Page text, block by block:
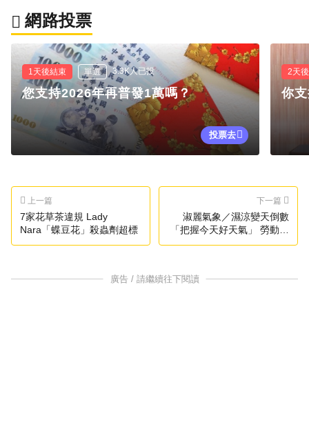
網路投票
1天後結束 單選 3.3K人已投
您支持2026年再普發1萬嗎？
投票去
2天
你
上一篇
7家花草茶違規 Lady
Nara「蝶豆花」殺蟲劑超標
下一篇
淑麗氣象／濕涼變天倒數
「把握今天好天氣」 勞動節
連假曝光
廣告 / 請繼續往下閱讀